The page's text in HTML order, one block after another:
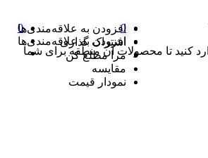
کنید تا محصولات آن منطقه برای شما
0
افزودن به علاقه‌مندی‌ها
0
افزودن به علاقه‌مندی‌ها
اشتراک گذاری
مرا مطلع کن
مقایسه
نمودار قیمت